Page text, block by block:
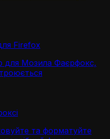
Firefox
для Мозила Фаєрфокс,
та форматуйте